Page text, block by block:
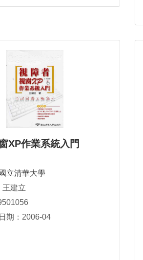
XP作業系統入門
國立清華大學
王建立
期：2006-04